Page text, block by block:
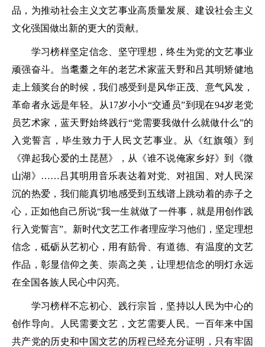
品，为推动社会主义文艺事业高质量发展、建设社会主义
文化强国做出新的更大的贡献。
学习榜样坚定信念、坚守理想，终生为党的文艺事业
顽强奋斗。当耄耋之年的老艺术家蓝天野和吕其明矫健地
走上颁奖台的时候，我们感受到是风华正茂、意气风发，
革命者永远是年轻。从17岁小小“交通员”到现在94岁老党
员艺术家，蓝天野始终践行“党需要我做什么就做什么”的
入党誓言，毕生致力于人民文艺事业。从《红旗颂》到
《弹起我心爱的土琵琶》，从《谁不说俺家乡好》到《微
山湖》……吕其明用音乐表达着对党、对祖国、对人民深
沉的热爱，我们能真切地感受到五线谱上跳动着的赤子之
心，正如他自己所说“我一生就做了一件事，就是用创作践
行入党誓言”。新时代文艺工作者理应学习他们，坚定理想
信念，砥砺从艺初心，用有筋骨、有道德、有温度的文艺
作品，彰显信仰之美、崇高之美，让理想信念的明灯永远
在全国各族人民心中闪亮。
学习榜样不忘初心、践行宗旨，坚持以人民为中心的
创作导向。人民需要文艺，文艺需要人民。一百年来中国
共产党的历史和中国文艺的历程已经充分证明，只有牢固